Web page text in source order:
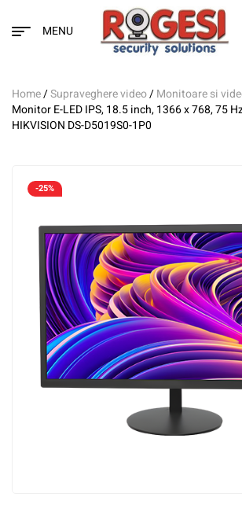
MENU
Home/Supraveghere video/Monitoare si
Monitor E-LED IPS, 18.5 inch, 1366 x 768, 75
HIKVISION DS-D5019S0-1P0
-25%